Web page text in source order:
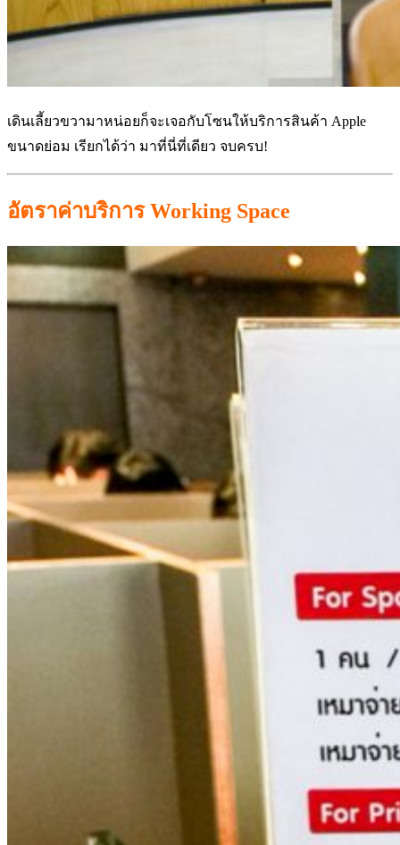
เดินเลี้ยวขวามาหน่อยก็จะเจอกับโซนให้บริการสินค้า Apple
ขนาดย่อม เรียกได้ว่า มาที่นี่ที่เดียว จบครบ!
อัตราค่าบริการ Working Space